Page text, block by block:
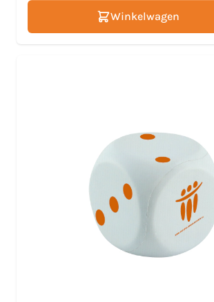
Winkelwagen